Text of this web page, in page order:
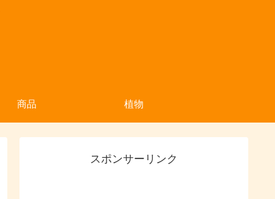
商品 植物
スポンサーリンク